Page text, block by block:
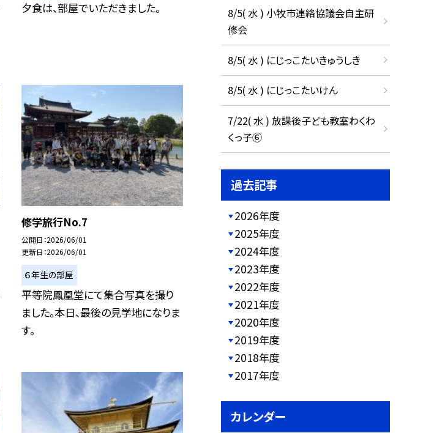
夕食は、部屋でいただきました。
修学旅行No.7
公開日 2026/06/01
更新日 2026/06/01
６年生の部屋
平等院鳳凰堂にて集合写真を撮り
ました。本日、最後の見学地になりま
す。
8/5( 水 ) 小牧市連絡協議会自主研
修会
8/5( 水 ) にじっこたいきゅうしき
8/5( 水 ) にじっこたいけん
7/22( 水 ) 放課後子ども教室わくわ
くっ子⑥
過去記事
2026年度
2025年度
2024年度
2023年度
2022年度
2021年度
2020年度
2019年度
2018年度
2017年度
カレンダー